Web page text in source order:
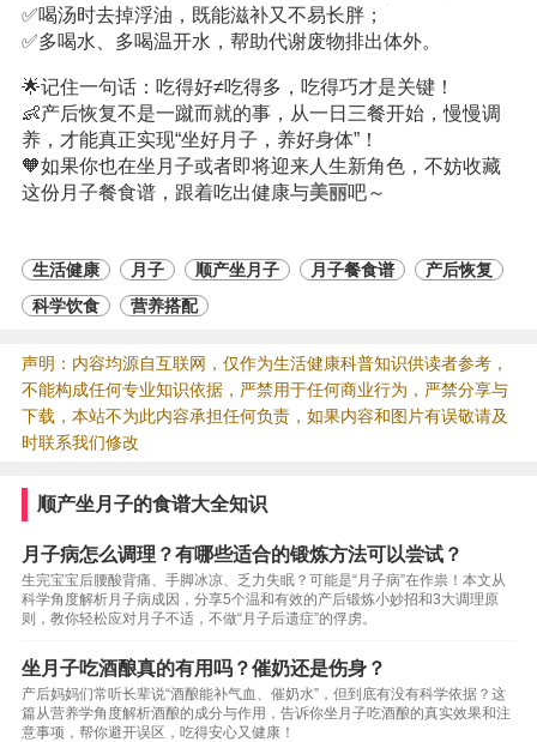
✅喝汤时去掉浮油，既能滋补又不易长胖；
✅多喝水、多喝温开水，帮助代谢废物排出体外。
🌟记住一句话：吃得好≠吃得多，吃得巧才是关键！
👶产后恢复不是一蹴而就的事，从一日三餐开始，慢慢调
养，才能真正实现“坐好月子，养好身体”！
🧡如果你也在坐月子或者即将迎来人生新角色，不妨收藏
这份月子餐食谱，跟着吃出健康与美丽吧～
生活健康 月子 顺产坐月子 月子餐食谱
产后恢复
科学饮食
营养搭配
声明：内容均源自互联网，仅作为生活健康科普知识供读者参考，
不能构成任何专业知识依据，严禁用于任何商业行为，严禁分享与
下载，本站不为此内容承担任何负责，如果内容和图片有误敬请及
时联系我们修改
顺产坐月子的食谱大全知识
月子病怎么调理？有哪些适合的锻炼方法可以尝试？
生完宝宝后腰酸背痛、手脚冰凉、乏力失眠？可能是“月子病”在作祟！本文从
科学角度解析月子病成因，分享5个温和有效的产后锻炼小妙招和3大调理原
则，教你轻松应对月子不适，不做“月子后遗症”的俘虏。
坐月子吃酒酿真的有用吗？催奶还是伤身？
产后妈妈们常听长辈说“酒酿能补气血、催奶水”，但到底有没有科学依据？这
篇从营养学角度解析酒酿的成分与作用，告诉你坐月子吃酒酿的真实效果和注
意事项，帮你避开误区，吃得安心又健康！